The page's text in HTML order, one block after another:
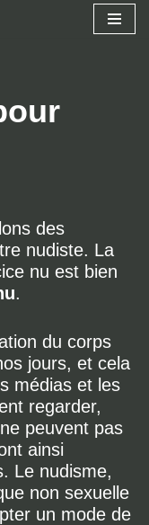
des
nudiste. La
nu est bien
.
du corps
jours, et cela
médias et les
regarder,
peuvent pas
ainsi
Le nudisme,
non sexuelle
un mode de